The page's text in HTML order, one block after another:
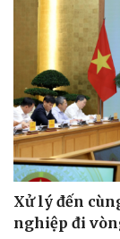
Xử lý đến
nghiệp đi